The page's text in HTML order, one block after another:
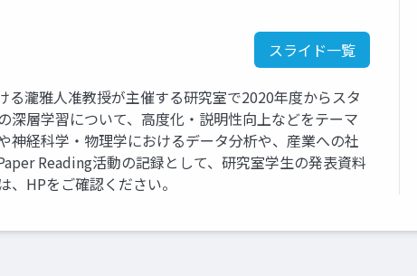
スライド一覧
瀧雅人准教授が主催する研究室で2020年度からスタ
深層学習について、高度化・説明性向上などをテーマ
神経科学・物理学におけるデータ分析や、産業への社
Reading活動の記録として、研究室学生の発表資料
、HPをご確認ください。